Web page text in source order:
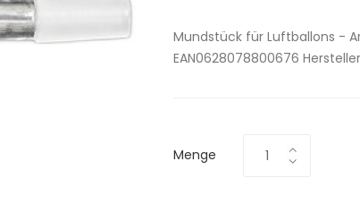
Mundstück für Luftballons -
EAN0628078800676
Menge